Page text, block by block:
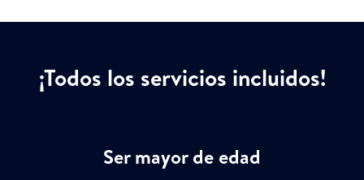
¡Todos los servicios incluidos!
Ser mayor de edad